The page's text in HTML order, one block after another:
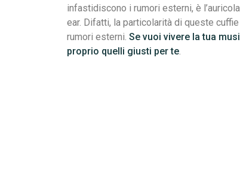
infastidiscono i rumori esterni, è
ear. Difatti, la particolarità di queste
rumori esterni. Se vuoi vivere la tua
proprio quelli giusti per te